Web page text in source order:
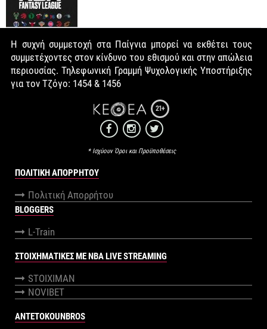
Η συχνή συμμετοχή στα Παίγνια μπορεί να εκθέτει τους
συμμετέχοντες στον κίνδυνο του εθισμού και στην απώλεια
περιουσίας. Τηλεφωνική Γραμμή Ψυχολογικής Υποστήριξης
για τον Τζόγο: 1454 & 1456
21+
* Ισχύουν Όροι και Προϋποθέσεις
ΠΟΛΙΤΙΚΉ ΑΠΟΡΡΉΤΟΥ
Πολιτική Απορρήτου
BLOGGERS
L-Train
ΣΤΟΙΧΗΜΑΤΙΚΕΣ ΜΕ NBA LIVE STREAMING
STOIXIMAN
NOVIBET
ANTETOKOUNBROS